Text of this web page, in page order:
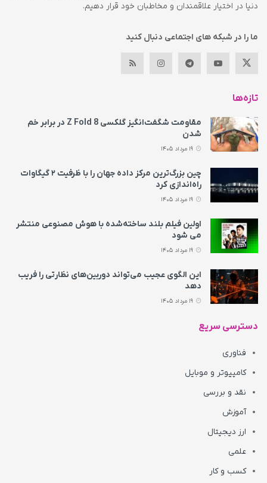
دنیا در اختیار علاقمندان و مخاطبان خود قرار دهیم.
ما را در شبکه های اجتماعی دنبال کنید
تازه‌ها
مقاومت شگفت‌انگیز گلکسی Z Fold 8 در برابر خم
شدن
چین بزرگ‌ترین مرکز داده جهان را با ظرفیت ۲ گیگاوات
راه‌اندازی کرد
اولین فیلم بلند ساخته‌شده با هوش مصنوعی منتشر
می‌ شود
این الگوی عجیب می‌تواند دوربین‌های نظارتی را فریب
دهد
دسترسی سریع
فناوری
کامپیوتر و موبایل
نقد و بررسی
آموزش
ارز دیجیتال
علمی
کسب و کار